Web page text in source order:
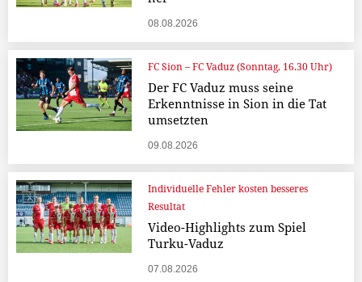
08.08.2026
FC Sion – FC Vaduz (Sonntag, 16.30 Uhr)
Der FC Vaduz muss seine
Erkenntnisse in Sion in die Tat
umsetzten
09.08.2026
Individuelle Fehler kosten besseres
Resultat
Video-Highlights zum Spiel
Turku-Vaduz
07.08.2026